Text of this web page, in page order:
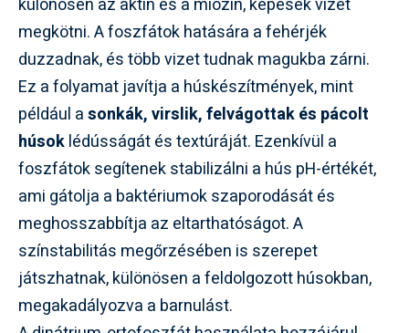
megkötni. A foszfátok hatására a fehérjék
duzzadnak, és több vizet tudnak magukba zárni.
Ez a folyamat javítja a húskészítmények, mint
például asonkák, virslik, felvágottak és pácolt
húsoklédússágát és textúráját. Ezenkívül a
foszfátok segítenek stabilizálni a hús pH-értékét,
ami gátolja a baktériumok szaporodását és
meghosszabbítja az eltarthatóságot. A
színstabilitás megőrzésében is szerepet
játszhatnak, különösen a feldolgozott húsokban,
megakadályozva a barnulást.